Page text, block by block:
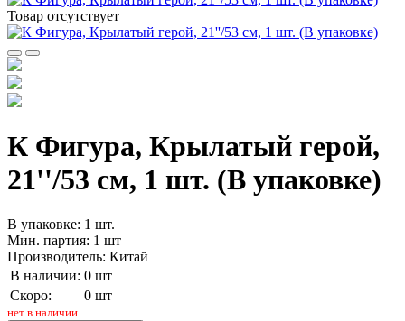
Товар отсутствует
К Фигура, Крылатый герой,
21''/53 см, 1 шт. (В упаковке)
В упаковке: 1 шт.
Мин. партия: 1 шт
Производитель: Китай
В наличии: 0 шт
Скоро:
0 шт
нет в наличии